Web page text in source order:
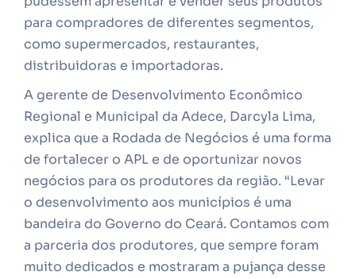
para compradores de diferentes segmentos,
como supermercados, restaurantes,
distribuidoras e importadoras.
A gerente de Desenvolvimento Econômico
Regional e Municipal da Adece, Darcyla Lima,
explica que a Rodada de Negócios é uma forma
de fortalecer o APL e de oportunizar novos
negócios para os produtores da região. “Levar
o desenvolvimento aos municípios é uma
bandeira do Governo do Ceará. Contamos com
a parceria dos produtores, que sempre foram
muito dedicados e mostraram a pujança desse